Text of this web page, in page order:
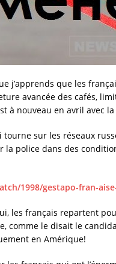
j’apprends que les
avancée des cafés,
à nouveau en avril avec
tourne sur les réseaux
la police dans des
1998/gestapo-fran-
les français repartent
comme le disait le
en Amérique!